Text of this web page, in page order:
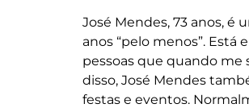
José Mendes, 73 anos, é
anos “pelo menos”. Está
pessoas que quando me
disso, José Mendes
festas e eventos.